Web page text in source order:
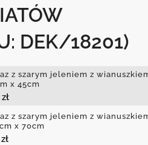
DEK/18201)
z szarym jeleniem z
x 45cm
zł
z szarym jeleniem z
x 70cm
zł